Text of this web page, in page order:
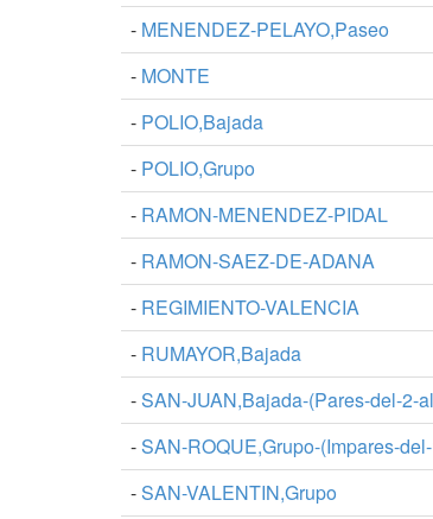
- MENENDEZ-PELAYO,Paseo
- MONTE
- POLIO,Bajada
- POLIO,Grupo
- RAMON-MENENDEZ-PIDAL
- RAMON-SAEZ-DE-ADANA
- REGIMIENTO-VALENCIA
- RUMAYOR,Bajada
-SAN-JUAN,Bajada-(Pares-del-2-
-SAN-ROQUE,Grupo-(Impares-
-SAN-VALENTIN,Grupo